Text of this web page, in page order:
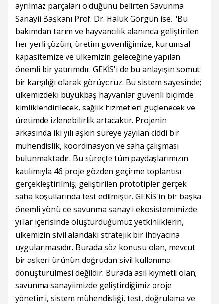
ayrılmaz parçaları olduğunu belirten Savunma
Sanayii Başkanı Prof. Dr. Haluk Görgün ise, "Bu
bakımdan tarım ve hayvancılık alanında geliştirilen
her yerli çözüm; üretim güvenliğimize, kurumsal
kapasitemize ve ülkemizin geleceğine yapılan
önemli bir yatırımdır. GEKİS'i de bu anlayışın somut
bir karşılığı olarak görüyoruz. Bu sistem sayesinde;
ülkemizdeki büyükbaş hayvanlar güvenli biçimde
kimliklendirilecek, sağlık hizmetleri güçlenecek ve
üretimde izlenebilirlik artacaktır. Projenin
arkasında iki yılı aşkın süreye yayılan ciddi bir
mühendislik, koordinasyon ve saha çalışması
bulunmaktadır. Bu süreçte tüm paydaşlarımızın
katılımıyla 46 proje gözden geçirme toplantısı
gerçekleştirilmiş; geliştirilen prototipler gerçek
saha koşullarında test edilmiştir. GEKİS'in bir başka
önemli yönü de savunma sanayii ekosistemimizde
yıllar içerisinde oluşturduğumuz yetkinliklerin,
ülkemizin sivil alandaki stratejik bir ihtiyacına
uygulanmasıdır. Burada söz konusu olan, mevcut
bir askeri ürünün doğrudan sivil kullanıma
dönüştürülmesi değildir. Burada asıl kıymetli olan;
savunma sanayiimizde geliştirdiğimiz proje
yönetimi, sistem mühendisliği, test, doğrulama ve